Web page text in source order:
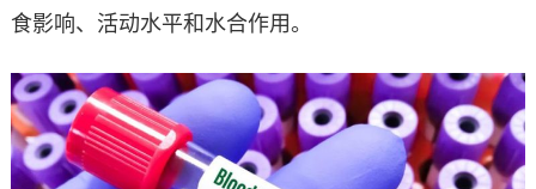
食影响、活动水平和水合作用。